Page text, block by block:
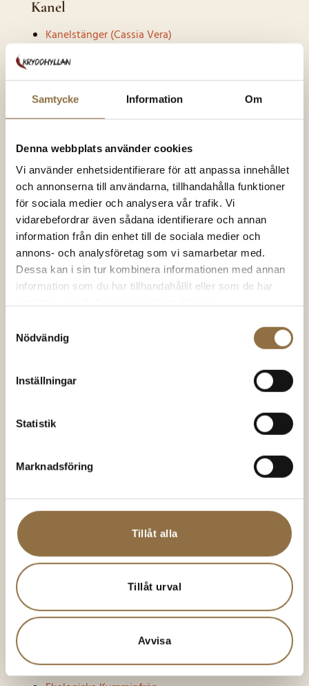
Samtycke Information Om
Denna webbplats använder cookies
Vi använder enhetsidentifierare för att anpassa innehållet
och annonserna till användarna, tillhandahålla funktioner
för sociala medier och analysera vår trafik. Vi
vidarebefordrar även sådana identifierare och annan
information från din enhet till de sociala medier och
annons- och analysföretag som vi samarbetar med.
Dessa kan i sin tur kombinera informationen med annan
information som du har tillhandahållit eller som de har
Nödvändig
Inställningar
Statistik
Marknadsföring
Tillåt alla
Tillåt urval
Avvisa
Kanel
Kanelstänger (Cassia Vera)
Malen Kanel (Cassia Vera)
Ceylonkanel finmalen Ekologisk
Ekologiska Ceylon Kanelstänger 8 cm
Cassia Vera Kanel Finmalen
Koriander
Koriander Finmalen
Koriander Finmalen Ekologisk
Koriander Malen
Korianderfrön
Hela Korianderfrön Ekologiska
Kyndel
Ekologisk Kyndel
Kryddnejlika
Ekologisk hel Kryddnejlika
Kryddnejlika Finmalen
Kryddpeppar
Kryddpeppar Pimento Hel
Kummin